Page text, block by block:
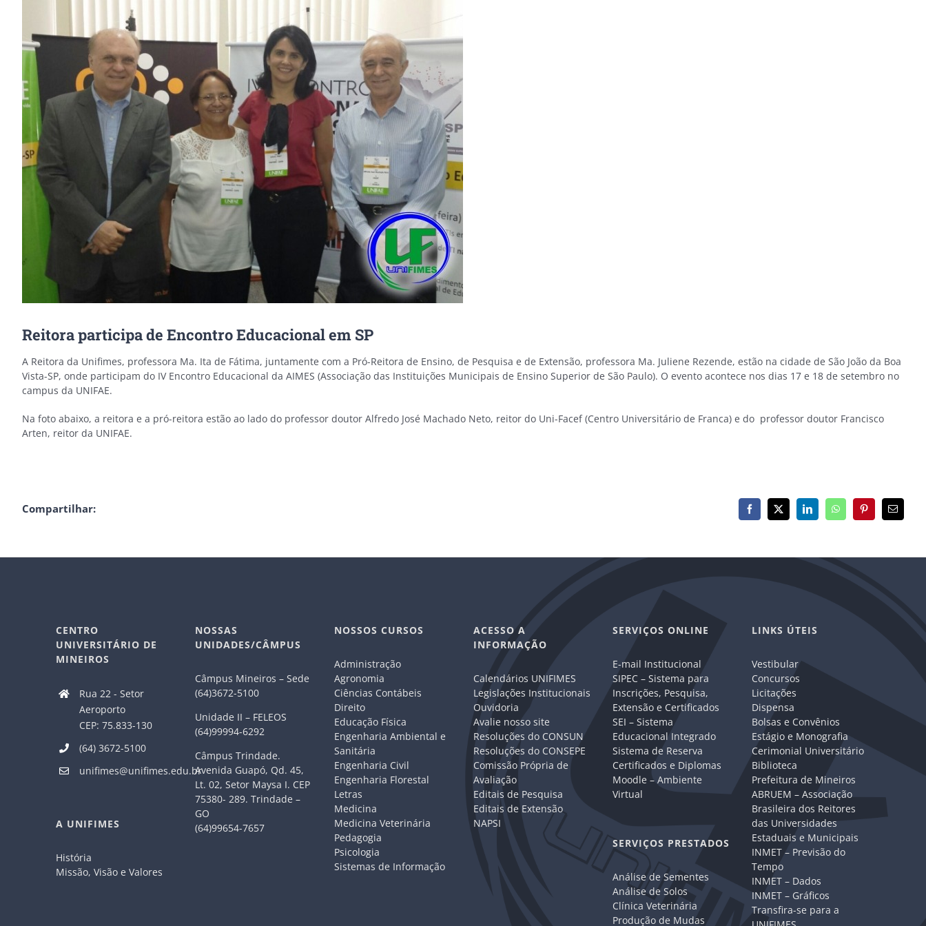
Reitora participa de Encontro Educacional em SP
A Reitora da Unifimes, professora Ma. Ita de Fátima, juntamente com a Pró-Reitora de Ensino, de Pesquisa e de Extensão, professora Ma. Juliene Rezende, estão na cidade de São João da Boa
Vista-SP, onde participam do IV Encontro Educacional da AIMES (Associação das Instituições Municipais de Ensino Superior de São Paulo). O evento acontece nos dias 17 e 18 de setembro no
campus da UNIFAE.
Na foto abaixo, a reitora e a pró-reitora estão ao lado do professor doutor Alfredo José Machado Neto, reitor do Uni-Facef (Centro Universitário de Franca) e do professor doutor Francisco
Arten, reitor da UNIFAE.
Compartilhar: Facebook
X LinkedInWhatsAppPinterest
E-
mail
CENTRO
UNIVERSITÁRIO DE
MINEIROS
Rua 22 - Setor
Aeroporto
CEP: 75.833-130
(64) 3672-5100
unifimes@unifimes.edu.br
A UNIFIMES
História
Missão, Visão e Valores
NOSSAS
UNIDADES/CÂMPUS
Câmpus Mineiros – Sede
(64)3672-5100
Unidade II – FELEOS
(64)99994-6292
Câmpus Trindade.
Avenida Guapó, Qd. 45,
Lt. 02, Setor Maysa I. CEP
75380- 289. Trindade –
GO
(64)99654-7657
NOSSOS CURSOS
Administração
Agronomia
Ciências Contábeis
Direito
Educação Física
Engenharia Ambiental e
Sanitária
Engenharia Civil
Engenharia Florestal
Letras
Medicina
Medicina Veterinária
Pedagogia
Psicologia
Sistemas de Informação
ACESSO A
INFORMAÇÃO
Calendários UNIFIMES
Legislações Institucionais
Ouvidoria
Avalie nosso site
Resoluções do CONSUN
Resoluções do CONSEPE
Comissão Própria de
Avaliação
Editais de Pesquisa
Editais de Extensão
NAPSI
SERVIÇOS ONLINE
E-mail Institucional
SIPEC – Sistema para
Inscrições, Pesquisa,
Extensão e Certificados
SEI – Sistema
Educacional Integrado
Sistema de Reserva
Certificados e Diplomas
Moodle – Ambiente
Virtual
SERVIÇOS PRESTADOS
Análise de Sementes
Análise de Solos
Clínica Veterinária
Produção de Mudas
LINKS ÚTEIS
Vestibular
Concursos
Licitações
Dispensa
Bolsas e Convênios
Estágio e Monografia
Cerimonial Universitário
Biblioteca
Prefeitura de Mineiros
ABRUEM – Associação
Brasileira dos Reitores
das Universidades
Estaduais e Municipais
INMET – Previsão do
Tempo
INMET – Dados
INMET – Gráficos
Transfira-se para a